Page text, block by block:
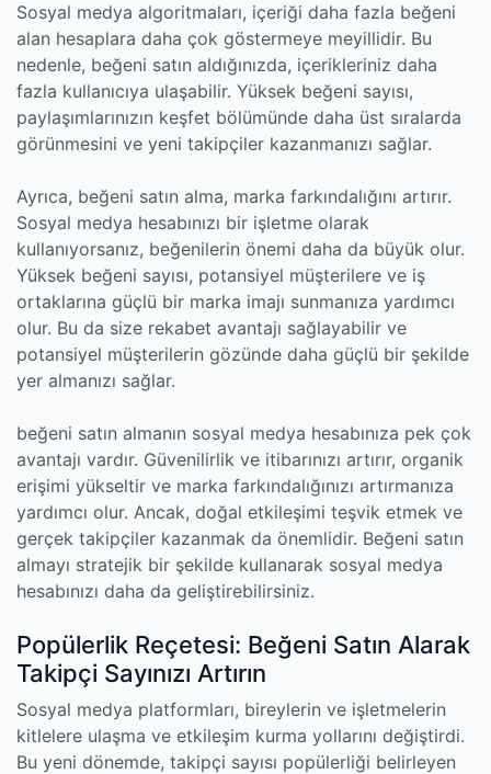
Sosyal medya algoritmaları, içeriği daha fazla beğeni
alan hesaplara daha çok göstermeye meyillidir. Bu
nedenle, beğeni satın aldığınızda, içerikleriniz daha
fazla kullanıcıya ulaşabilir. Yüksek beğeni sayısı,
paylaşımlarınızın keşfet bölümünde daha üst sıralarda
görünmesini ve yeni takipçiler kazanmanızı sağlar.
Ayrıca, beğeni satın alma, marka farkındalığını artırır.
Sosyal medya hesabınızı bir işletme olarak
kullanıyorsanız, beğenilerin önemi daha da büyük olur.
Yüksek beğeni sayısı, potansiyel müşterilere ve iş
ortaklarına güçlü bir marka imajı sunmanıza yardımcı
olur. Bu da size rekabet avantajı sağlayabilir ve
potansiyel müşterilerin gözünde daha güçlü bir şekilde
yer almanızı sağlar.
beğeni satın almanın sosyal medya hesabınıza pek çok
avantajı vardır. Güvenilirlik ve itibarınızı artırır, organik
erişimi yükseltir ve marka farkındalığınızı artırmanıza
yardımcı olur. Ancak, doğal etkileşimi teşvik etmek ve
gerçek takipçiler kazanmak da önemlidir. Beğeni satın
almayı stratejik bir şekilde kullanarak sosyal medya
hesabınızı daha da geliştirebilirsiniz.
Popülerlik Reçetesi: Beğeni Satın Alarak
Takipçi Sayınızı Artırın
Sosyal medya platformları, bireylerin ve işletmelerin
kitlelere ulaşma ve etkileşim kurma yollarını değiştirdi.
Bu yeni dönemde, takipçi sayısı popülerliği belirleyen